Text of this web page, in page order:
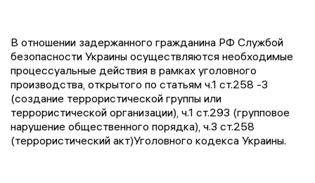
В отношении задержанного гражданина РФ Службой
безопасности Украины осуществляются необходимые
процессуальные действия в рамках уголовного
производства, открытого по статьям ч.1 ст.258 -3
(создание террористической группы или
террористической организации), ч.1 ст.293 (групповое
нарушение общественного порядка), ч.3 ст.258
(террористический акт)Уголовного кодекса Украины.